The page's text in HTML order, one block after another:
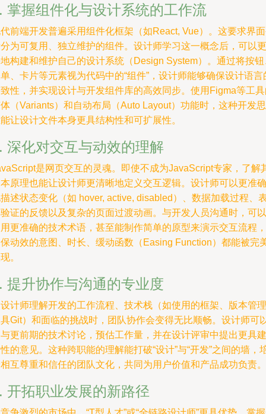
掌握组件化与设计系统的工作流
前端开发普遍采用组件化框架（如React, Vue）。这要求界
为可复用、独立维护的组件。设计师学习这一概念后，可以更
构建和维护自己的设计系统（Design System）。通过将按钮
、卡片等元素视为代码中的“组件”，设计师能够确保设计语言
性，并实现设计与开发组件库的高效同步。使用Figma等工
（Variants）和自动布局（Auto Layout）功能时，这种开发思
让设计文件本身更具结构性和可扩展性。
深化对交互与动效的理解
是网页交互的灵魂。即使不成为JavaScript专家，了解
原理也能让设计师更清晰地定义交互逻辑。设计师可以更准确
述状态变化（如 hover, active, disabled）、数据加载过程、
证的反馈以及复杂的页面过渡动画。与开发人员沟通时，可以
更准确的技术术语，甚至能制作简单的原型来演示交互流程，
动效的意图、时长、缓动函数（Easing Function）都能被完
。
提升协作与沟通的专业度
计师理解开发的工作流程、技术栈（如使用的框架、版本管理
Git）和面临的挑战时，团队协作会变得无比顺畅。设计师可
更前期的技术讨论，预估工作量，并在设计评审中提出更具建
的意见。这种跨职能的理解能打破“设计”与“开发”之间的墙，
互尊重和信任的团队文化，共同为用户价值和产品成功负责。
开拓职业发展的新路径